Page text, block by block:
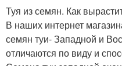
Туя из семян. Как
В наших интернет
семян туи- Западной и
отличаются по виду и